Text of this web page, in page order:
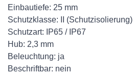
Einbautiefe: 25 mm
Schutzklasse: II (Schutzisolierung)
Schutzart: IP65 / IP67
Hub: 2,3 mm
Beleuchtung: ja
Beschriftbar: nein